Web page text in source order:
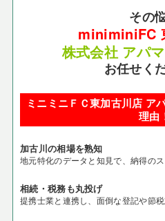
その
miniminiFC
株式会社 アパ
お任せく
ミニミニＦＣ東加古川店 ア
理由
加古川の相場を熟知
地元特化のデータと知見で、納得の
相続・税務も丸投げ
提携士業と連携し、面倒な登記や節